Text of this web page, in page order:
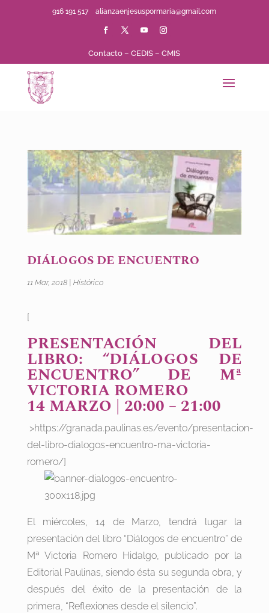
916 191 517alianzaenjesuspormaria@gmail.com
Contacto –CEDIS –CMIS
DIÁLOGOS DE ENCUENTRO
11 Mar, 2018| Histórico
[
PRESENTACIÓN DEL
LIBRO: “DIÁLOGOS DE
ENCUENTRO” DE Mª
VICTORIA ROMERO
14 MARZO | 20:00 – 21:00
>https://granada.paulinas.es/evento/presentacion-
del-libro-dialogos-encuentro-ma-victoria-
romero/]
El miércoles, 14 de Marzo, tendrá lugar la
presentación del libro “Diálogos de encuentro” de
Mª Victoria Romero Hidalgo, publicado por la
Editorial Paulinas, siendo ésta su segunda obra, y
después del éxito de la presentación de la
primera, “Reflexiones desde el silencio”.